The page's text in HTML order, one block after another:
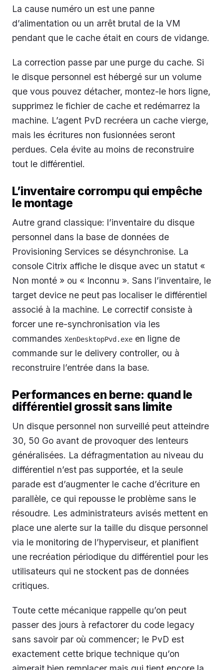
La cause numéro un est une panne
d’alimentation ou un arrêt brutal de la VM
pendant que le cache était en cours de vidange.
La correction passe par une purge du cache. Si
le disque personnel est hébergé sur un volume
que vous pouvez détacher, montez-le hors ligne,
supprimez le fichier de cache et redémarrez la
machine. L’agent PvD recréera un cache vierge,
mais les écritures non fusionnées seront
perdues. Cela évite au moins de reconstruire
tout le différentiel.
L’inventaire corrompu qui empêche
le montage
Autre grand classique: l’inventaire du disque
personnel dans la base de données de
Provisioning Services se désynchronise. La
console Citrix affiche le disque avec un statut «
Non monté » ou « Inconnu ». Sans l’inventaire, le
target device ne peut pas localiser le différentiel
associé à la machine. Le correctif consiste à
forcer une re-synchronisation via les
commandes XenDesktopPvd.exe en ligne de
commande sur le delivery controller, ou à
reconstruire l’entrée dans la base.
Performances en berne: quand le
différentiel grossit sans limite
Un disque personnel non surveillé peut atteindre
30, 50 Go avant de provoquer des lenteurs
généralisées. La défragmentation au niveau du
différentiel n’est pas supportée, et la seule
parade est d’augmenter le cache d’écriture en
parallèle, ce qui repousse le problème sans le
résoudre. Les administrateurs avisés mettent en
place une alerte sur la taille du disque personnel
via le monitoring de l’hyperviseur, et planifient
une recréation périodique du différentiel pour les
utilisateurs qui ne stockent pas de données
critiques.
Toute cette mécanique rappelle qu’on peut
passer des jours à refactorer du code legacy
sans savoir par où commencer; le PvD est
exactement cette brique technique qu’on